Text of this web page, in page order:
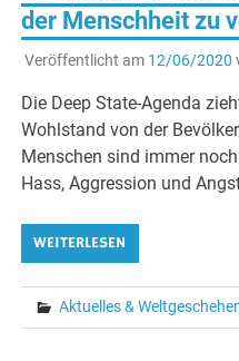
der Menschheit zu
Veröffentlicht am 12/06/2020
Die Deep State-Agenda
Wohlstand von der
Menschen sind immer
Hass, Aggression und
WEITERLESEN
Aktuelles &